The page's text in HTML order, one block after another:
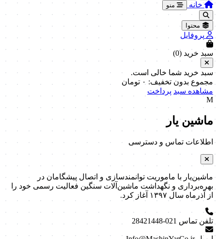
خانه منو
محتوا
پروفایل
سبد خرید (0
)
سبد خرید شما خالی است.
مجموع بدون تخفیف: ۰ تومان
مشاهده سبد پرداخت
M
ماشین یار
اطلاعات تماس و دسترسی
ماشین‌یار با ماموریت توانمندسازی و اتصال پیشگامان در
بهره‌برداری و نگهداشت ماشین‌آلات سنگین فعالیت رسمی خود را
از آذرماه سال ۱۳۹۷ آغاز کرد.
تلفن تماس 021-28421448